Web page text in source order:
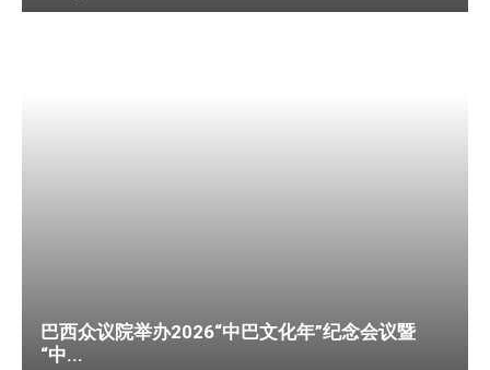
巴西众议院举办2026“中巴文化年”纪念会议暨
“中...